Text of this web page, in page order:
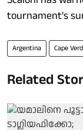
tournament's
Argentina Cape
Related